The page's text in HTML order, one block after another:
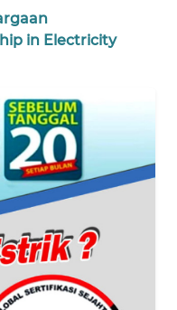
in Electricity